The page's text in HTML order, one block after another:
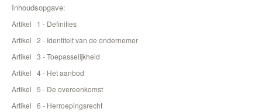
Inhoudsopgave:
Artikel 1 - Definities
Artikel 2 - Identiteit van de ondernemer
Artikel 3 - Toepasselijkheid
Artikel 4 - Het aanbod
Artikel 5 - De overeenkomst
Artikel 6 - Herroepingsrecht